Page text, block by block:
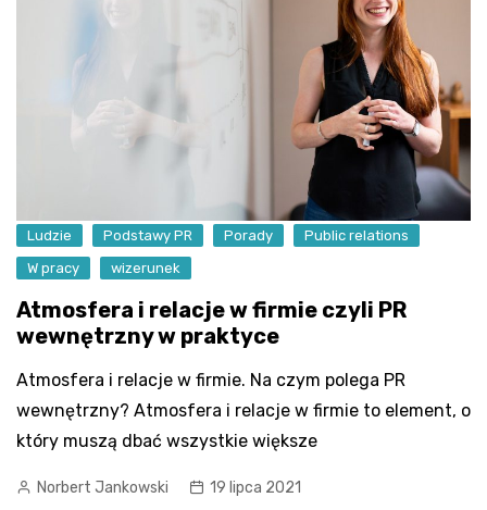
Ludzie Podstawy PR Porady
Public relations
W pracy
wizerunek
Atmosfera i relacje w firmie czyli PR
wewnętrzny w praktyce
Atmosfera i relacje w firmie. Na czym polega PR
wewnętrzny? Atmosfera i relacje w firmie to element, o
który muszą dbać wszystkie większe
Norbert Jankowski 19 lipca 2021